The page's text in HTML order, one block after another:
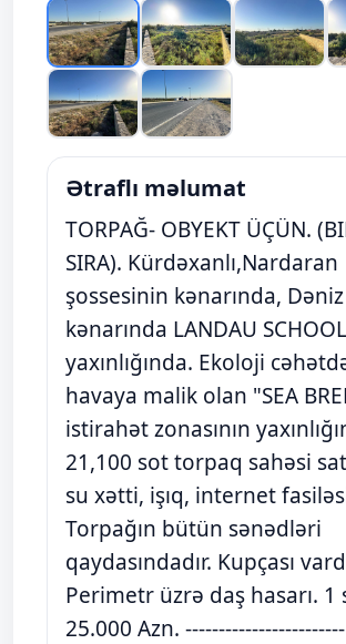
Ətraflı məlumat
TORPAĞ- OBYEKT ÜÇÜN.
SIRA). Kürdəxanlı,Nardaran
şossesinin kənarında, Dəniz
kənarında LANDAU SCHOOL
yaxınlığında. Ekoloji
havaya malik olan "SEA
istirahət zonasının
21,100 sot torpaq sahəsi
su xətti, işıq, internet
Torpağın bütün sənədləri
qaydasındadır. Kupçası
Perimetr üzrə daş hasarı. 1
25.000 Azn.